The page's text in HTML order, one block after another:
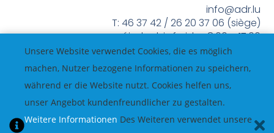
info@adr.lu
T: 46 37 42 / 26 20 37 06 (siège)
méindes bis freides 8:00 – 17:00
Unsere Website verwendet Cookies, die es möglich
machen, Nutzer bezogene Informationen zu speichern,
während er die Website nutzt. Cookies helfen uns,
unser Angebot kundenfreundlicher zu gestalten.
Weitere Informationen Des Weiteren verwendet unsere